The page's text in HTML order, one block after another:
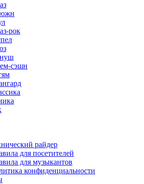
рок
сэшн
райдер
для посетителей
для музыкантов
конфиденциальности